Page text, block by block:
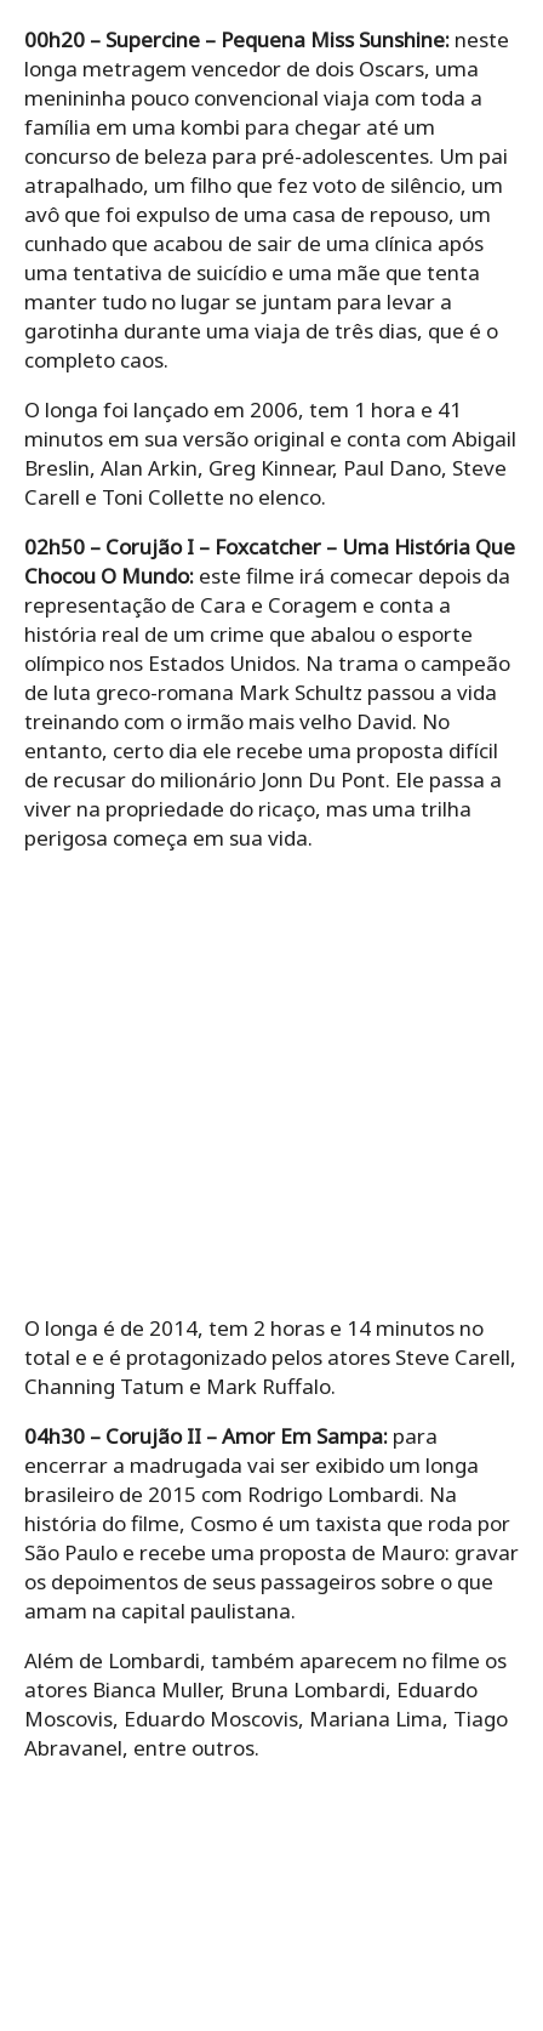
00h20 – Supercine – Pequena Miss Sunshine: neste
longa metragem vencedor de dois Oscars, uma
menininha pouco convencional viaja com toda a
família em uma kombi para chegar até um
concurso de beleza para pré-adolescentes. Um pai
atrapalhado, um filho que fez voto de silêncio, um
avô que foi expulso de uma casa de repouso, um
cunhado que acabou de sair de uma clínica após
uma tentativa de suicídio e uma mãe que tenta
manter tudo no lugar se juntam para levar a
garotinha durante uma viaja de três dias, que é o
completo caos.
O longa foi lançado em 2006, tem 1 hora e 41
minutos em sua versão original e conta com Abigail
Breslin, Alan Arkin, Greg Kinnear, Paul Dano, Steve
Carell e Toni Collette no elenco.
02h50 – Corujão I – Foxcatcher – Uma História Que
Chocou O Mundo: este filme irá comecar depois da
representação de Cara e Coragem e conta a
história real de um crime que abalou o esporte
olímpico nos Estados Unidos. Na trama o campeão
de luta greco-romana Mark Schultz passou a vida
treinando com o irmão mais velho David. No
entanto, certo dia ele recebe uma proposta difícil
de recusar do milionário Jonn Du Pont. Ele passa a
viver na propriedade do ricaço, mas uma trilha
perigosa começa em sua vida.
O longa é de 2014, tem 2 horas e 14 minutos no
total e e é protagonizado pelos atores Steve Carell,
Channing Tatum e Mark Ruffalo.
04h30 – Corujão II – Amor Em Sampa: para
encerrar a madrugada vai ser exibido um longa
brasileiro de 2015 com Rodrigo Lombardi. Na
história do filme, Cosmo é um taxista que roda por
São Paulo e recebe uma proposta de Mauro: gravar
os depoimentos de seus passageiros sobre o que
amam na capital paulistana.
Além de Lombardi, também aparecem no filme os
atores Bianca Muller, Bruna Lombardi, Eduardo
Moscovis, Eduardo Moscovis, Mariana Lima, Tiago
Abravanel, entre outros.